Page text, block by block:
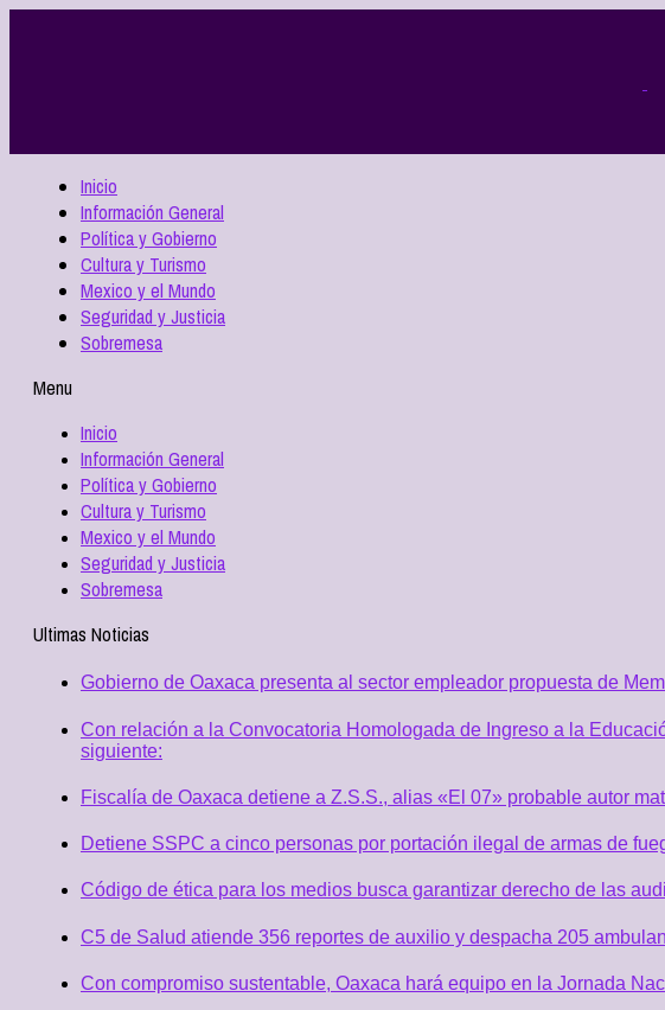
Inicio
Información General
Política y Gobierno
Cultura y Turismo
Mexico y el Mundo
Seguridad y Justicia
Sobremesa
Menu
Inicio
Información General
Política y Gobierno
Cultura y Turismo
Mexico y el Mundo
Seguridad y Justicia
Sobremesa
Ultimas Noticias
Gobierno de Oaxaca presenta al sector empleador propuesta de
Con relación a la Convocatoria Homologada de Ingreso a la
siguiente:
Fiscalía de Oaxaca detiene a Z.S.S., alias «El 07» probable autor
Detiene SSPC a cinco personas por portación ilegal de armas de
Código de ética para los medios busca garantizar derecho de las
C5 de Salud atiende 356 reportes de auxilio y despacha 205
Con compromiso sustentable, Oaxaca hará equipo en la Jornada